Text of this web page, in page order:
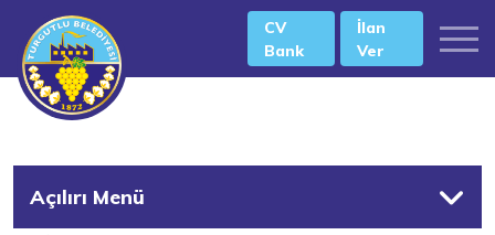
CV
Bank
İlan
Ver
Açılırı Menü